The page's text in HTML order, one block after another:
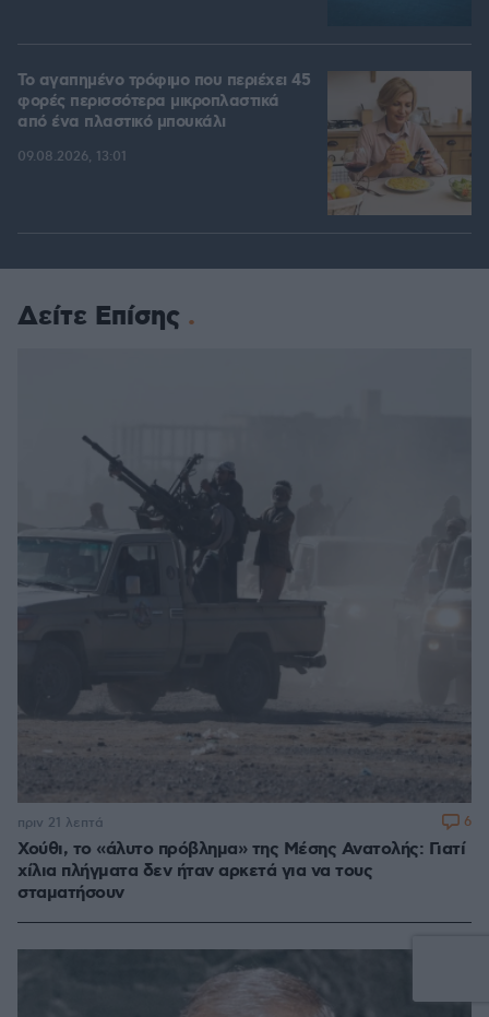
Το αγαπημένο τρόφιμο που περιέχει 45
φορές περισσότερα μικροπλαστικά
από ένα πλαστικό μπουκάλι
09.08.2026, 13:01
Δείτε Επίσης
Χούθι, το «άλυτο πρόβλημα» της Μέσης Ανατολής: Γιατί
χίλια πλήγματα δεν ήταν αρκετά για να τους
σταματήσουν
πριν 21 λεπτά 6